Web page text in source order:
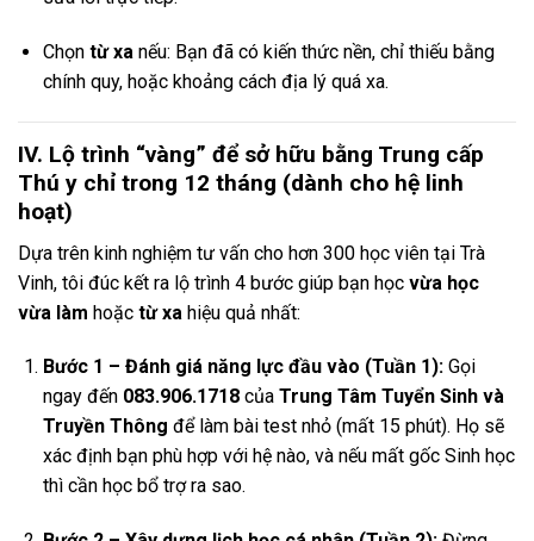
Chọn từ xanếu: Bạn đã có kiến thức nền, chỉ thiếu bằng
chính quy, hoặc khoảng cách địa lý quá xa.
IV. Lộ trình “vàng” để sở hữu bằng Trung cấp
Thú y chỉ trong 12 tháng (dành cho hệ linh
hoạt)
Dựa trên kinh nghiệm tư vấn cho hơn 300 học viên tại Trà
Vinh, tôi đúc kết ra lộ trình 4 bước giúp bạn học vừa học
vừa làm hoặc từ xa hiệu quả nhất:
Bước 1 – Đánh giá năng lực đầu vào (Tuần 1):Gọi
ngay đến 083.906.1718của Trung Tâm Tuyển Sinh và
Truyền Thông để làm bài test nhỏ (mất 15 phút). Họ sẽ
xác định bạn phù hợp với hệ nào, và nếu mất gốc Sinh học
thì cần học bổ trợ ra sao.